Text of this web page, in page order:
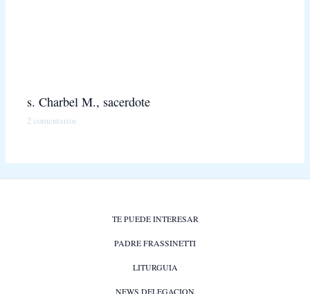
s. Charbel M., sacerdote
2 comentarios
TE PUEDE INTERESAR
PADRE FRASSINETTI
LITURGUIA
NEWS DELEGACION